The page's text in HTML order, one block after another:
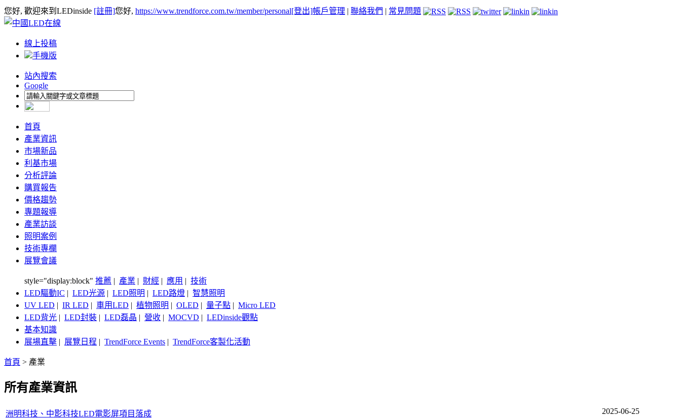
您好, 歡迎來到LEDinside [註冊]您好, https://www.trendforce.com.tw/member/personal[登出]帳戶管理 | 聯絡我們 | 常見問題
線上投稿
手機版
站內搜索
Google
首頁
產業資訊
市場新品
利基市場
分析評論
購買報告
價格趨勢
專題報導
產業訪談
照明案例
技術專欄
展覽會議
style="display:block" 推薦 | 產業 | 財經 | 應用 | 技術
LED驅動IC | LED光源 | LED照明 | LED路燈 | 智慧照明
UV LED | IR LED | 車用LED | 植物照明 | OLED | 量子點 | Micro LED
LED背光 | LED封裝 | LED磊晶 | 營收 | MOCVD | LEDinside觀點
基本知識
展場直擊 | 展覽日程 | TrendForce Events | TrendForce客製化活動
首頁 > 產業
所有產業資訊
洲明科技、中影科技LED電影屏項目落成 2025-06-25